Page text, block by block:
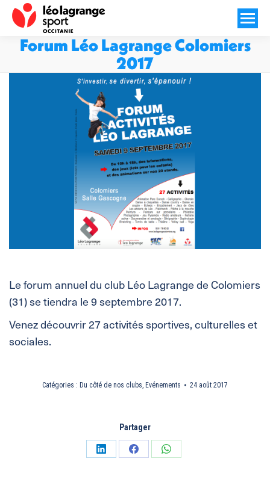
Forum Léo Lagrange Colomiers
2017
Vous êtes ici :
Le forum annuel du club Léo Lagrange de Colomiers
(31) se tiendra le 9 septembre 2017.
Venez découvrir 27 activités sportives, culturelles et
sociales.
Catégories : Du côté de nos clubs Evénements 24 août 2017
Partager
PartagerPartagerPartager